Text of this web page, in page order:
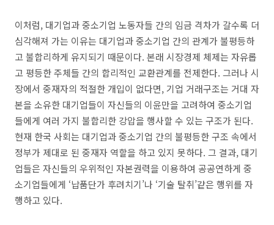
이처럼, 대기업과 중소기업 노동자들 간의 임금 격차가 갈수록 더
심각해져 가는 이유는 대기업과 중소기업 간의 관계가 불평등하
고 불합리하게 유지되기 때문이다. 본래 시장경제 체제는 자유롭
고 평등한 주체들 간의 합리적인 교환관계를 전제한다. 그러나 시
장에서 중재자의 적절한 개입이 없다면, 기업 거래구조는 거대 자
본을 소유한 대기업들이 자신들의 이윤만을 고려하여 중소기업
들에게 여러 가지 불합리한 강압을 행사할 수 있는 구조가 된다.
현재 한국 사회는 대기업과 중소기업 간의 불평등한 구조 속에서
정부가 제대로 된 중재자 역할을 하고 있지 못하다. 그 결과, 대기
업들은 자신들의 우위적인 자본권력을 이용하여 공공연하게 중
소기업들에게 ‘납품단가 후려치기’나 ‘기술 탈취’같은 행위를 자
행하고 있다.